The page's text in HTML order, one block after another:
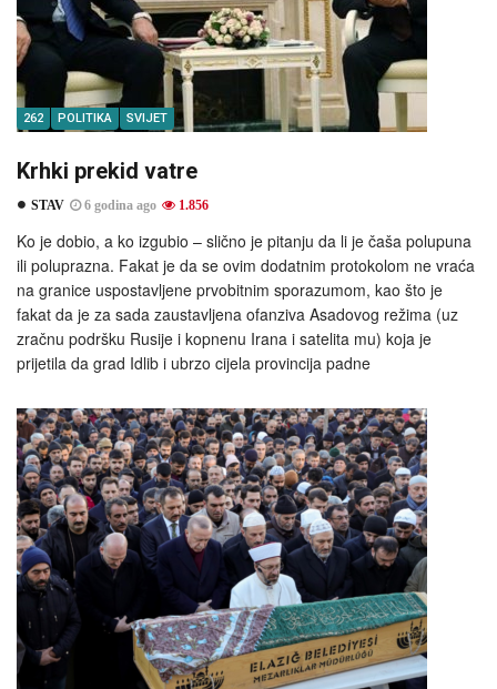
262 POLITIKA SVIJET
Krhki prekid vatre
STAV 6 godina ago 1.856
Ko je dobio, a ko izgubio – slično je pitanju da li je čaša polupuna
ili poluprazna. Fakat je da se ovim dodatnim protokolom ne vraća
na granice uspostavljene prvobitnim sporazumom, kao što je
fakat da je za sada zaustavljena ofanziva Asadovog režima (uz
zračnu podršku Rusije i kopnenu Irana i satelita mu) koja je
prijetila da grad Idlib i ubrzo cijela provincija padne